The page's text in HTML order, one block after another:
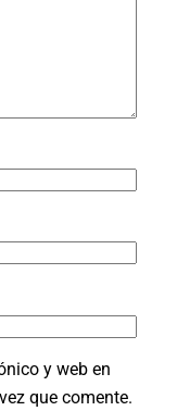
y web en
que comente.